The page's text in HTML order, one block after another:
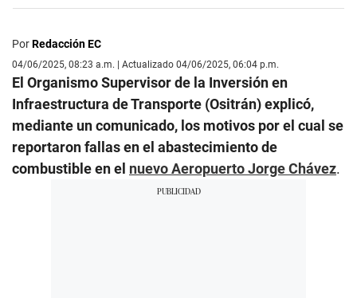
PorRedacción EC
04/06/2025, 08:23 a.m. | Actualizado 04/06/2025, 06:04 p.m.
El Organismo Supervisor de la Inversión en
Infraestructura de Transporte (Ositrán) explicó,
mediante un comunicado, los motivos por el cual se
reportaron fallas en el abastecimiento de
combustible en el nuevo Aeropuerto Jorge Chávez.